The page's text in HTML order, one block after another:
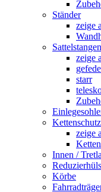
Ständer
zeige
Sattelstangen
zeige
starr
Kettenschutz
zeige
Innen /
Körbe